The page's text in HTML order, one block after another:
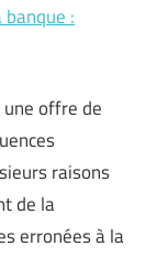
:
une offre de
raisons
de la
erronées à la